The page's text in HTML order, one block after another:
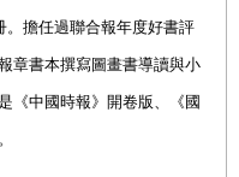
。擔任過聯合報年度好書評
章書本撰寫圖畫書導讀與小
《中國時報》開卷版、《國